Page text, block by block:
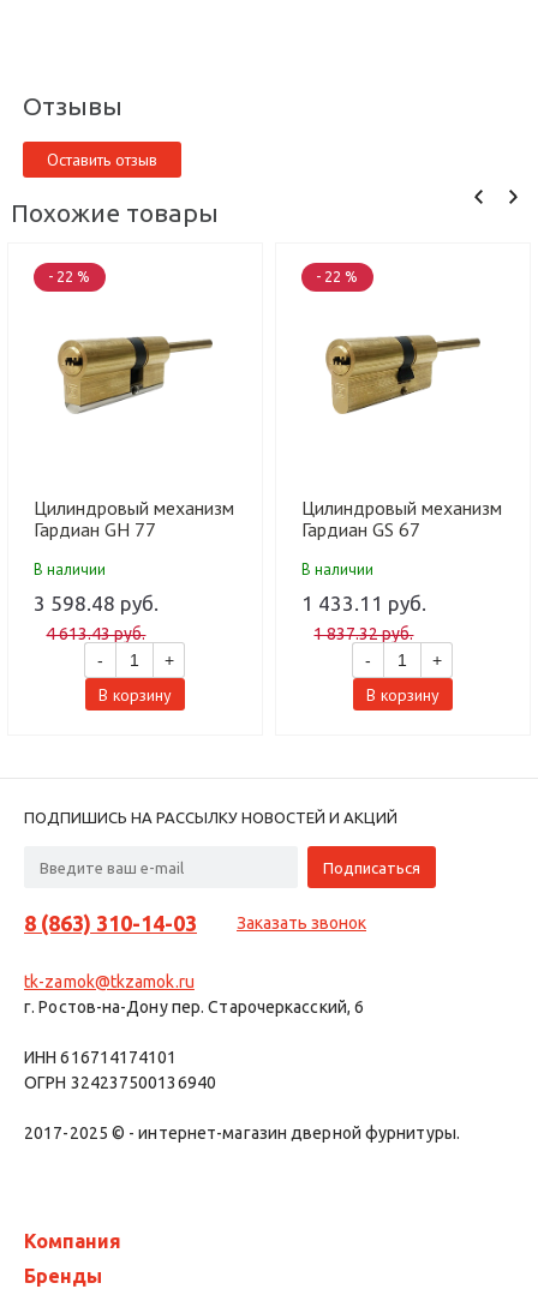
Отзывы
Оставить отзыв
Похожие товары
- 22 %
Цилиндровый механизм
Гардиан GH 77
5кл (15шт)
В наличии
3 598.48 руб.
4 613.43 руб.
-
+
В корзину
- 22 %
Цилиндровый механизм
Гардиан GS 67
5кл (15шт)
В наличии
1 433.11 руб.
1 837.32 руб.
-
+
В корзину
ПОДПИШИСЬ НА РАССЫЛКУ НОВОСТЕЙ И АКЦИЙ
8 (863) 310-14-03 Заказать звонок
tk-zamok@tkzamok.ru
г. Ростов-на-Дону пер. Старочеркасский, 6
ИНН 616714174101
ОГРН 324237500136940
2017-2025 © - интернет-магазин дверной фурнитуры.
Компания
Бренды